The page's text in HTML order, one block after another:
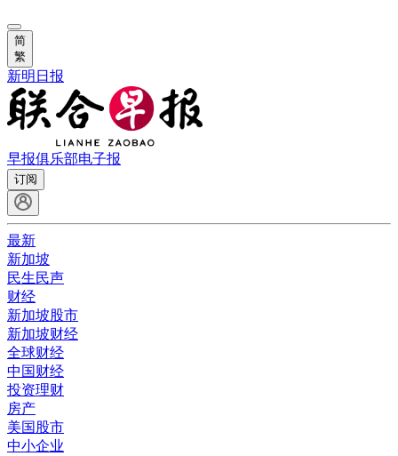
简
繁
新明日报
早报俱乐部电子报
订阅
最新
新加坡
民生民声
财经
新加坡股市
新加坡财经
全球财经
中国财经
投资理财
房产
美国股市
中小企业